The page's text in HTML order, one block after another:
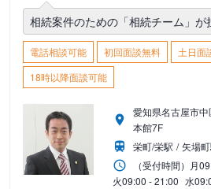
相続案件のための「相続チーム」が
電話相談可能 初回面談無料
土日面
18時以降面談可能
愛知県名古屋市
本館7F
栄町/栄駅
矢場
（受付時間） 月
火09:00 - 21:00 水